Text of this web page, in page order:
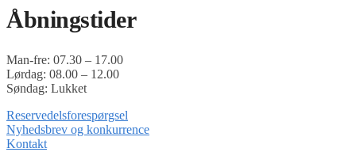
Åbningstider
Man-fre: 07.30 – 17.00
Lørdag: 08.00 – 12.00
Søndag: Lukket
Reservedelsforespørgsel
Nyhedsbrev og konkurrence
Kontakt